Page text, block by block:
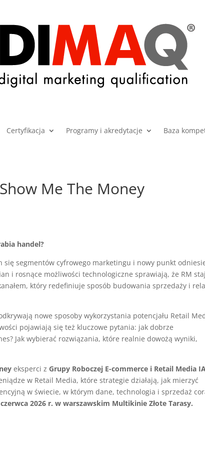
Certyfikacja Programy i akredytacje Baza
Me The Money
handel?
segmentów cyfrowego marketingu i nowy punkt
i rosnące możliwości technologiczne sprawiają, że RM
który redefiniuje sposób budowania sprzedaży i
nowe sposoby wykorzystania potencjału Retail
pojawiają się też kluczowe pytania: jak dobrze
Jak wybierać rozwiązania, które realnie dowożą wyniki,
eksperci z Grupy Roboczej E-commerce i Retail Media
w Retail Media, które strategie działają, jak mierzyć
w świecie, w którym dane, technologia i sprzedaż
2026 r. w warszawskim Multikinie Złote Tarasy.